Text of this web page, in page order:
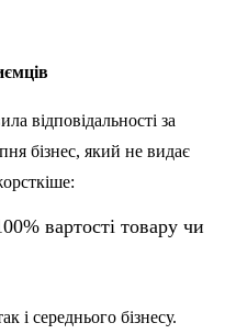
відповідальності за
бізнес, який не видає
вартості товару чи
і середнього бізнесу.